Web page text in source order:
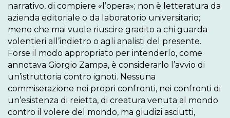
narrativo, di compiere «l’opera»; non è letteratura da
azienda editoriale o da laboratorio universitario;
meno che mai vuole riuscire gradito a chi guarda
volentieri all’indietro o agli analisti del presente.
Forse il modo appropriato per intenderlo, come
annotava Giorgio Zampa, è considerarlo l’avvio di
un’istruttoria contro ignoti. Nessuna
commiserazione nei propri confronti, nei confronti di
un’esistenza di reietta, di creatura venuta al mondo
contro il volere del mondo, ma giudizi asciutti,